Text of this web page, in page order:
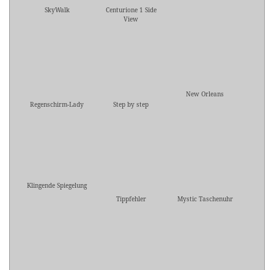
SkyWalk
Centurione 1 Side
View
Regenschirm-Lady Step by step
New Orleans
Klingende Spiegelung
Tippfehler
Mystic Taschenuhr